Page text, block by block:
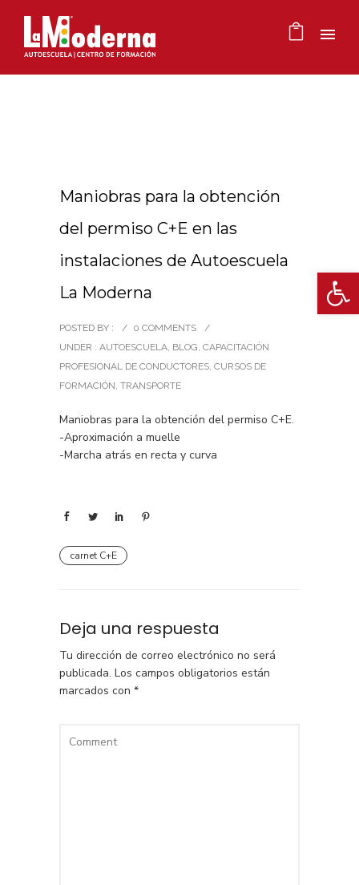
Maniobras para la obtención
del permiso C+E en las
instalaciones de Autoescuela
La Moderna
POSTED BY : / 0 COMMENTS
/
UNDER : AUTOESCUELA, BLOG, CAPACITACIÓN
PROFESIONAL DE CONDUCTORES, CURSOS DE
FORMACIÓN, TRANSPORTE
Maniobras para la obtención del permiso C+E.
-Aproximación a muelle
-Marcha atrás en recta y curva
carnet C+E
Deja una respuesta
Tu dirección de correo electrónico no será
publicada. Los campos obligatorios están
marcados con *